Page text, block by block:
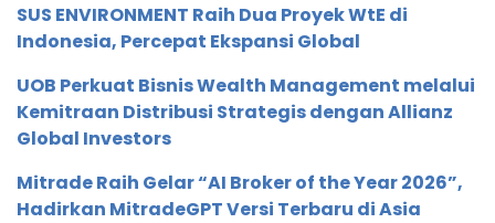
SUS ENVIRONMENT Raih Dua Proyek WtE di
Indonesia, Percepat Ekspansi Global
UOB Perkuat Bisnis Wealth Management melalui
Kemitraan Distribusi Strategis dengan Allianz
Global Investors
Mitrade Raih Gelar “AI Broker of the Year 2026”,
Hadirkan MitradeGPT Versi Terbaru di Asia